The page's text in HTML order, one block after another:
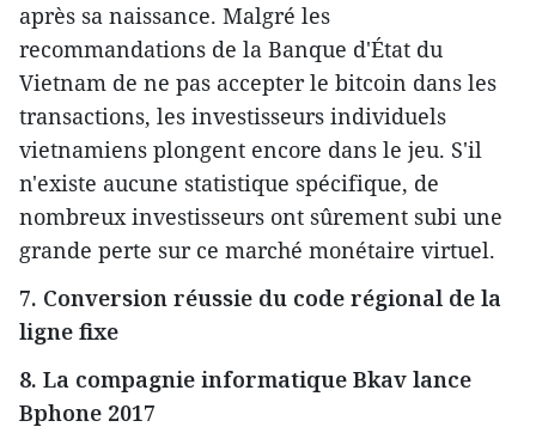
après sa naissance. Malgré les
recommandations de la Banque d'État du
Vietnam de ne pas accepter le bitcoin dans les
transactions, les investisseurs individuels
vietnamiens plongent encore dans le jeu. S'il
n'existe aucune statistique spécifique, de
nombreux investisseurs ont sûrement subi une
grande perte sur ce marché monétaire virtuel.
7. Conversion réussie du code régional de la
ligne fixe
8. La compagnie informatique Bkav lance
Bphone 2017